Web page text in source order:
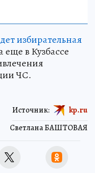
избирательная
еще в Кузбассе
ЧС.
Светлана БАШТОВАЯ
Источник: kp.ru